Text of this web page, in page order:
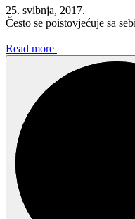
25. svibnja, 2017.
Često se poistovjećuje sa
Read more